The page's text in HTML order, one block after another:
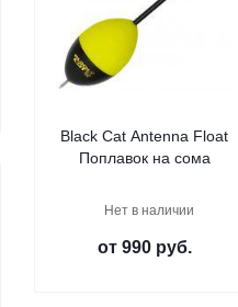
Black Cat Antenna Float
Поплавок на сома
Нет в наличии
от 990 руб.